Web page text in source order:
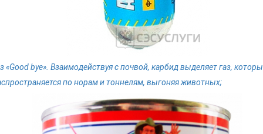
«Good bye». Взаимодействуя с почвой, карбид выделяет газ,
по норам и тоннелям, выгоняя животных;